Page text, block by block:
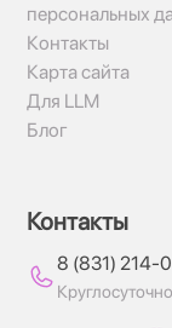
персональных
Контакты
Карта сайта
Для LLM
Блог
Контакты
8 (831) 214-
Круглосуточно